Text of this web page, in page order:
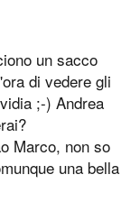
un sacco
di vedere gli
;-) Andrea
Marco, non so
una bella